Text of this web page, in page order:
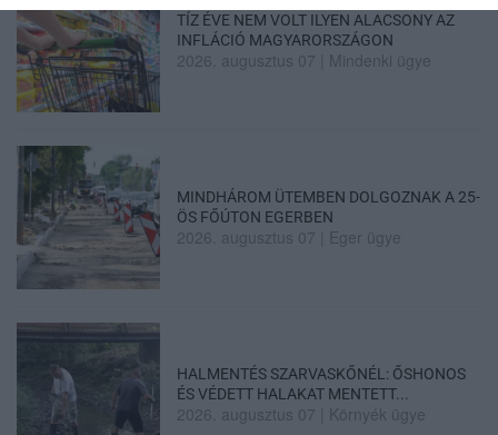
TÍZ ÉVE NEM VOLT ILYEN ALACSONY AZ
INFLÁCIÓ MAGYARORSZÁGON
2026. augusztus 07 Mindenki ügye
MINDHÁROM ÜTEMBEN DOLGOZNAK A 25-
ÖS FŐÚTON EGERBEN
2026. augusztus 07 Eger ügye
HALMENTÉS SZARVASKŐNÉL: ŐSHONOS
ÉS VÉDETT HALAKAT MENTETT...
2026. augusztus 07 Környék ügye